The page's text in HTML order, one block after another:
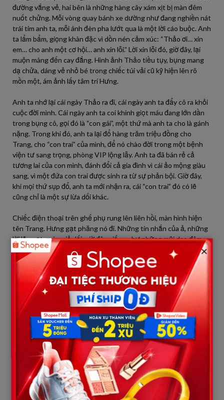
đường vắng vẻ, hai bên là những hàng cây xám xịt bị màn đêm
nuốt chửng. Mỗi vòng quay bánh xe dường như đang nghiền nát
trái tim anh ta, mỗi ánh đèn pha lướt qua là một lời cáo buộc. Anh
ta lẩm bẩm, giọng khàn đặc vì dồn nén cảm xúc: “Thảo ơi… xin
em… cho anh một cơ hội… anh xin lỗi.” Lời xin lỗi đó, giờ đây, lại
muộn màng đến cay đắng. Hình ảnh Thảo tiều tụy, bụng mang
dạ chửa, dáng vẻ nhỏ bé trong chiếc túi vải cũ kỹ hiện lên rõ
mồn một, ám ảnh lấy tâm trí Hưng.
Anh ta nhớ lại cái ngày Thảo ra đi, cái ngày anh ta đẩy cô ra khỏi
cuộc đời mình. Cái ngày anh ta coi khinh giọt máu đang lớn dần
trong bụng cô, gọi đó là “con gái”, một thứ mà anh ta cho là gánh
nặng. Trong khi đó, anh ta lại đổ hàng trăm triệu đồng cho
Trang, cho “con trai” của mình, để nó chào đời trong một bệnh
viện tư sang trọng, phòng VIP lộng lẫy. Anh ta đã bán rẻ cả
tương lai của con mình, đánh đổi cả gia đình vì cái ảo mộng giàu
sang, vì một đứa con trai được sinh ra từ sự phản bội. Giờ đây,
khi mọi thứ sụp đổ, anh ta mới nhận ra, cái “con trai” đó có lẽ
cũng chỉ là một sự lừa dối khác.
Chiếc điện thoại trên ghế phụ rung lên liên hồi, màn hình hiện
tên Trang. Hưng gạt phăng nó đi. Những tin nhắn của ả, những
lời lẽ ngọt ngào giả dối, giờ đây giống như những mũi dao đâm
vào lòng anh ta. “Bố ơi, mẹ Trang nhớ bố lắm ạ,” hay “Anh ơi, em
sắp sinh rồi, anh phải đến sớm nhé!” Hưng cười khẩy, một nụ
cười méo mó. Anh ta lao xe điên cuồng, hướng về phía quê
Thảo. Không phải vì hy vọng có thể hàn gắn, mà vì một nỗi thôi
thúc phải đối diện với hậu quả. Anh ta cần nhìn thấy, cần chứng
kiến tận mắt cái giá của sự bội bạc mà anh ta đã gây ra.
Đường quê càng lúc càng hẹp lại, ánh đèn thành phố xa dần.
Mưa bắt đầu nặng hạt hơn, như trút đi nỗi thống khổ trong lòng
Hưng. Anh ta biết mình đã đi quá xa, đã làm tổn thương một
người phụ nữ vô tội quá nhiều. Nỗi hối hận dâng lên như thủy
triều, nhấn chìm anh ta trong tuyệt vọng. Anh ta chỉ mong, chỉ
mong Thảo vẫn còn đó, vẫn còn một chút lòng bao dung để
nghe lời xin lỗi muộn màng này. Chiếc xe giảm tốc độ, Hưng
hướng ánh mắt tìm kiếm một bóng dáng quen thuộc trong màn
×